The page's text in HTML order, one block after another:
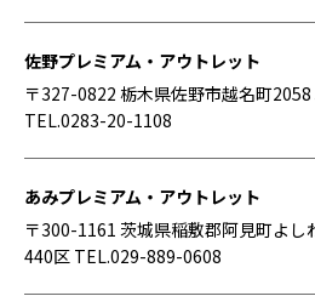
佐野プレミアム・アウトレット
〒327-0822 栃木県佐野市越名町
TEL.0283-20-1108
あみプレミアム・アウトレット
〒300-1161 茨城県稲敷郡阿見町よし
440区 TEL.029-889-0608